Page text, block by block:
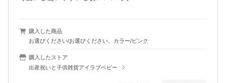
購入した商品
お選びください/お選びください、カラー/ピンク
購入したストア
出産祝いと子供雑貨アイラブベビー